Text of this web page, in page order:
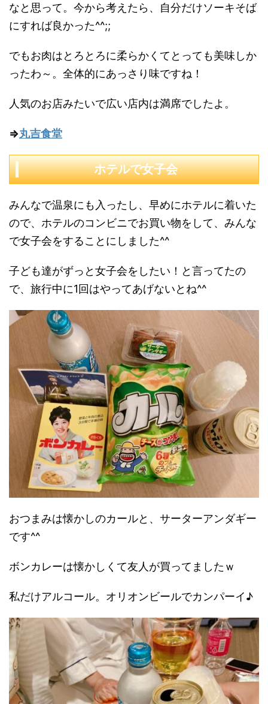
なと思って。今から考えたら、自分だけソーキそば
にすれば良かった^^;;
でもお肉はとろとろに柔らかくてとっても美味しか
ったわ～。全体的にあっさり味ですね！
人気のお店みたいで広い店内は満席でしたよ。
⇒丸吉食堂
ホテルで女子会
みんなで温泉にも入ったし、早めにホテルに着いた
ので、ホテルのコンビニでお買い物をして、みんな
で女子会をすることにしました^^
子ども達がずっと女子会をしたい！と言ってたの
で、旅行中に1回はやってあげないとね^^
おつまみは懐かしのカールと、サーターアンダギー
です^^
ボンカレーは懐かしくて友人が買ってましたｗ
私だけアルコール。オリオンビールでカンパーイ♪